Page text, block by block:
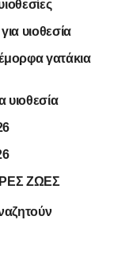
υιοθεσία
γατάκια
υιοθεσία
ΖΩΕΣ